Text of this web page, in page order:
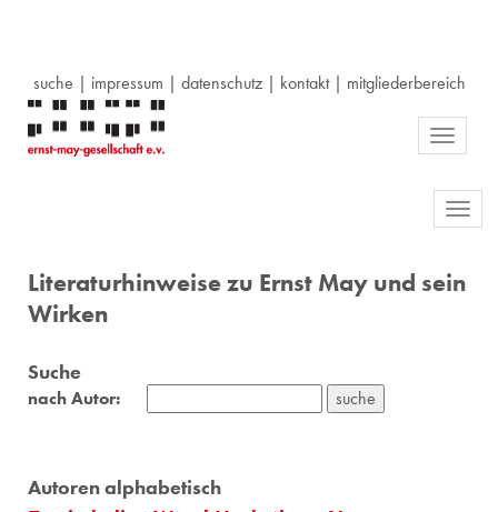
suche | impressum | datenschutz| kontakt| mitgliederbereich
Toggle
Literaturhinweise zu Ernst May und sein
Wirken
Suche
nach Autor:
Autoren alphabetisch